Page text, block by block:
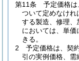
第11条
予定価格
ついて定めなけれ
する製造、修理、
においては、単
きる。
2
予定価格は、契
引の実例価格、